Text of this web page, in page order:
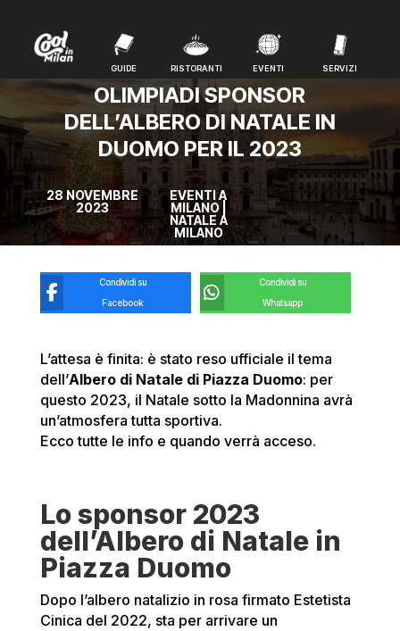
GUIDE RISTORANTI EVENTI SERVIZI
GUIDE RISTORANTI EVENTI SERVIZI
OLIMPIADI SPONSOR
DELL’ALBERO DI NATALE IN
DUOMO PER IL 2023
28 NOVEMBRE
2023
EVENTI A
MILANO|
NATALE A
MILANO
Condividi su
Facebook
Condividi su
Whatsapp
L’attesa è finita: è stato reso ufficiale il tema
dell’Albero di Natale di Piazza Duomo: per
questo 2023, il Natale sotto la Madonnina avrà
un’atmosfera tutta sportiva.
Ecco tutte le info e quando verrà acceso.
Lo sponsor 2023
dell’Albero di Natale in
Piazza Duomo
Dopo l’albero natalizio in rosa firmato Estetista
Cinica del 2022, sta per arrivare un